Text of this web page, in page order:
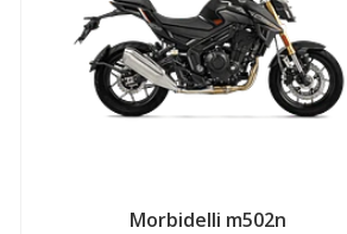
Morbidelli m502n